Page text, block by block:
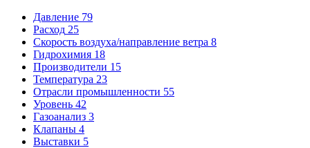
Давление 79
Расход 25
Скорость воздуха/направление ветра 8
Гидрохимия 18
Производители 15
Температура 23
Отрасли промышленности 55
Уровень 42
Газоанализ 3
Клапаны 4
Выставки 5